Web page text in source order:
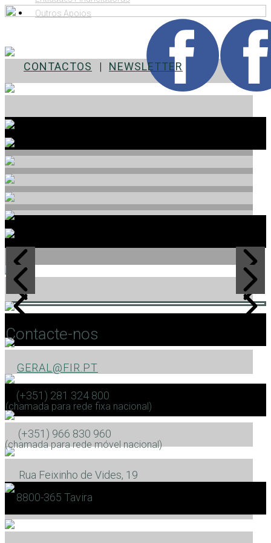
CONTACTOS | NEWSLETTER
Outros Apoios
Contacte-nos
GERAL@FIR.PT
(+351) 281 324 800
(chamada para rede fixa nacional)
(+351) 966 830 960
(chamada para rede móvel nacional)
Rua Feixinho de Vides, 19
​8800-365 Tavira